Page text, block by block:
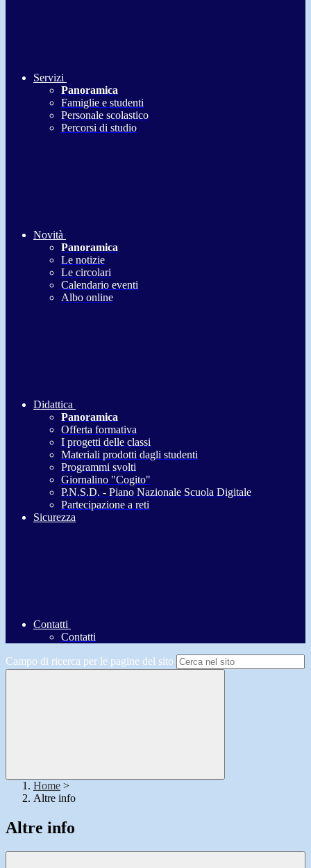
Servizi
Panoramica
Famiglie e studenti
Personale scolastico
Percorsi di studio
Novità
Panoramica
Le notizie
Le circolari
Calendario eventi
Albo online
Didattica
Panoramica
Offerta formativa
I progetti delle classi
Materiali prodotti dagli studenti
Programmi svolti
Giornalino "Cogito"
P.N.S.D. - Piano Nazionale Scuola Digitale
Partecipazione a reti
Sicurezza
Contatti
Contatti
Campo di ricerca per le pagine del sito
Home >
Altre info
Altre info